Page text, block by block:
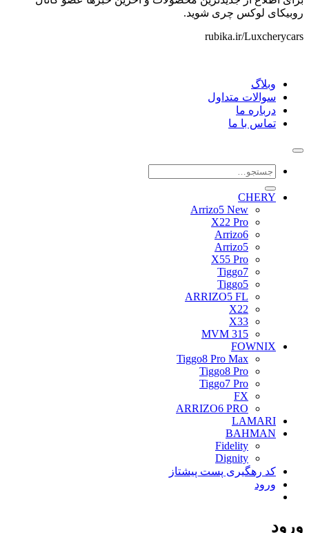
روبیکای لوکس چری شوید.
rubika.ir/Luxcherycars
وبلاگ
سوالات متداول
درباره ما
تماس با ما
جستجو
CHERY
Arrizo5 New
X22 Pro
Arrizo6
Arrizo5
X55 Pro
Tiggo7
Tiggo5
ARRIZO5 FL
X22
X33
MVM 315
FOWNIX
Tiggo8 Pro Max
Tiggo8 Pro
Tiggo7 Pro
FX
ARRIZO6 PRO
LAMARI
BAHMAN
Fidelity
Dignity
کد رهگیری پست پیشتاز
ورود
ورود